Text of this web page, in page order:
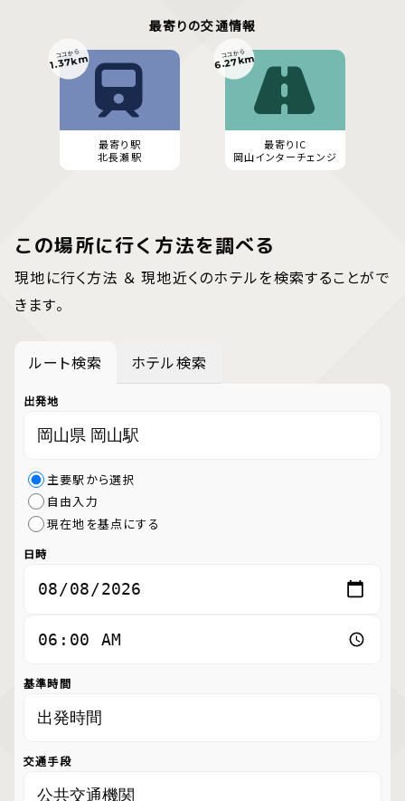
最寄りの交通情報
最寄り駅
北長瀬駅
ココから
1.37km
最寄りIC
岡山インターチェンジ
ココから
6.27km
この場所に行く方法を調べる
現地に行く方法 ＆ 現地近くのホテルを検索することがで
きます。
ルート検索 ホテル検索
出発地
主要駅から選択
自由入力
現在地を基点にする
日時
基準時間
交通手段